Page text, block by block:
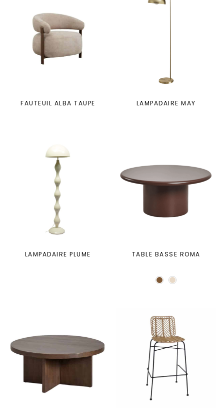
FAUTEUIL ALBA TAUPE LAMPADAIRE MAY
LAMPADAIRE PLUME TABLE BASSE ROMA